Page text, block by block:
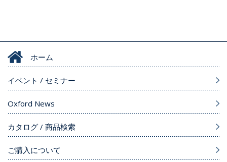
ホーム
イベント / セミナー
Oxford News
カタログ / 商品検索
ご購入について